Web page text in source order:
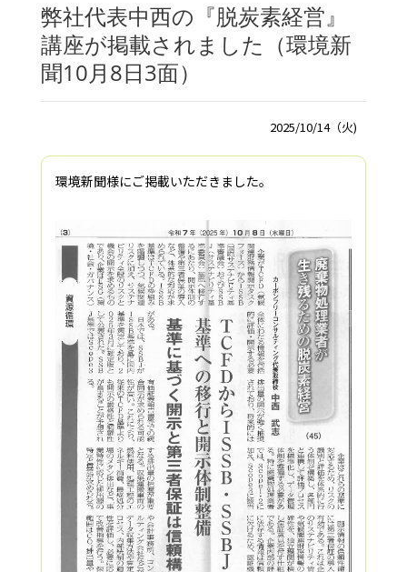
弊社代表中西の『脱炭素経営』
講座が掲載されました（環境新
聞10月8日3面）
2025/10/14（火)
環境新聞様にご掲載いただきました。